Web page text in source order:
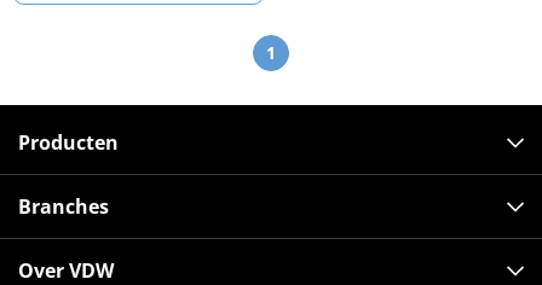
1
Producten
Branches
Over VDW